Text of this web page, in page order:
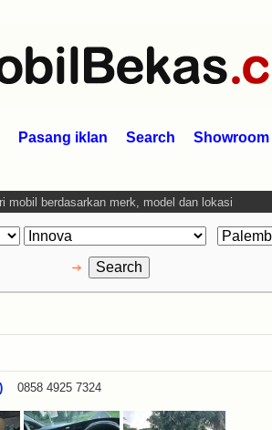
Pasang iklan Search Showroom
mobil berdasarkan merk, model dan lokasi
0858 4925 7324